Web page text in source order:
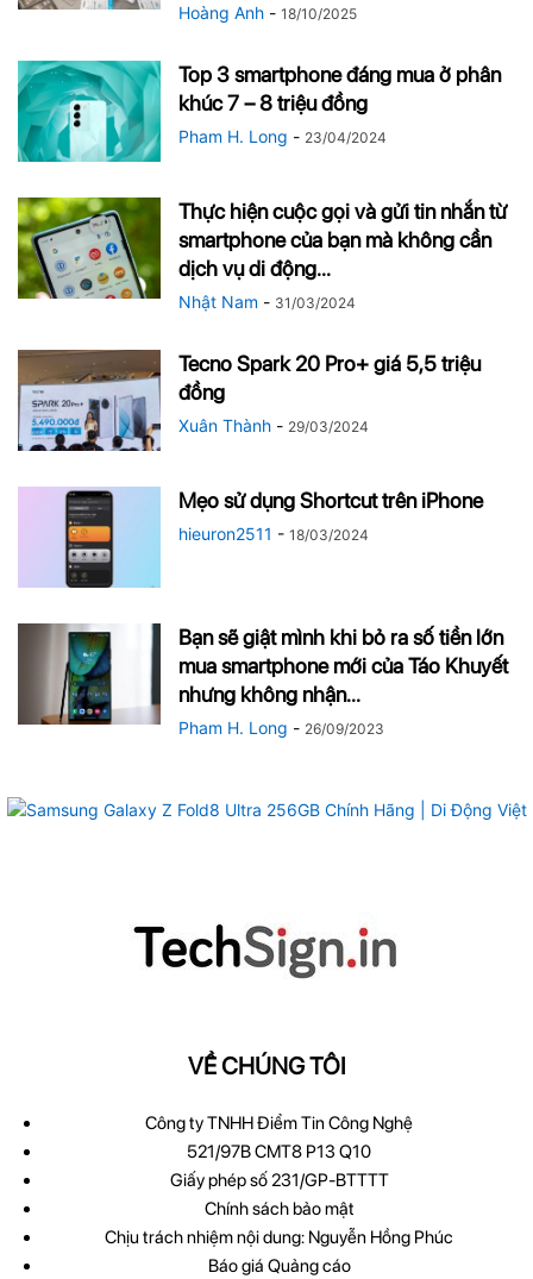
Hoàng Anh - 18/10/2025
Top 3 smartphone đáng mua ở phân
khúc 7 – 8 triệu đồng
Pham H. Long - 23/04/2024
Thực hiện cuộc gọi và gửi tin nhắn từ
smartphone của bạn mà không cần
dịch vụ di động...
Nhật Nam - 31/03/2024
Tecno Spark 20 Pro+ giá 5,5 triệu
đồng
Xuân Thành - 29/03/2024
Mẹo sử dụng Shortcut trên iPhone
hieuron2511 - 18/03/2024
Bạn sẽ giật mình khi bỏ ra số tiền lớn
mua smartphone mới của Táo Khuyết
nhưng không nhận...
Pham H. Long - 26/09/2023
VỀ CHÚNG TÔI
Công ty TNHH Điểm Tin Công Nghệ
521/97B CMT8 P13 Q10
Giấy phép số 231/GP-BTTTT
Chính sách bảo mật
Chịu trách nhiệm nội dung: Nguyễn Hồng Phúc
Báo giá Quảng cáo